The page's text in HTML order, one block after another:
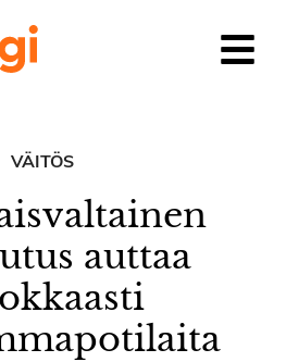
VÄITÖS
auttaa